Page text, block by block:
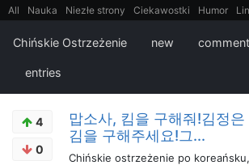
All Nauka Niezłe strony Ciekawostki Humor
Bezpieczeństwo
Książki Sugestie FotoHistoria
Cytaty
Chińskie Ostrzeżenie new
entries
4
0
맙소사, 킴을 구해줘!김정
김을 구해주세요!그...
Chińskie ostrzeżenie po koreańsku,